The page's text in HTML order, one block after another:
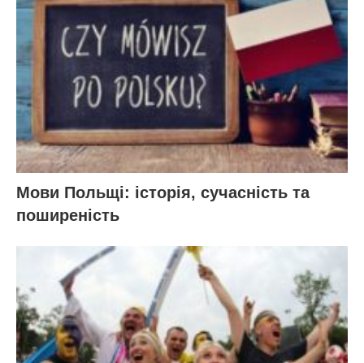
Мови Польщі: історія, сучасність та
поширеність